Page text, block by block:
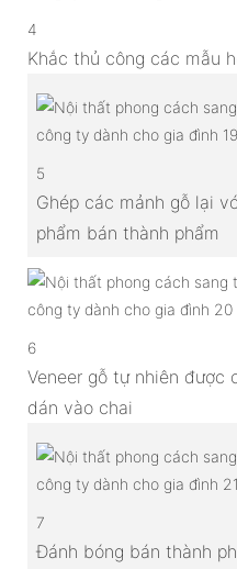
4
Khắc thủ công các mẫu
5
Ghép các mảnh gỗ lại
phẩm bán thành phẩm
6
Veneer gỗ tự nhiên được
dán vào chai
7
Đánh bóng bán thành